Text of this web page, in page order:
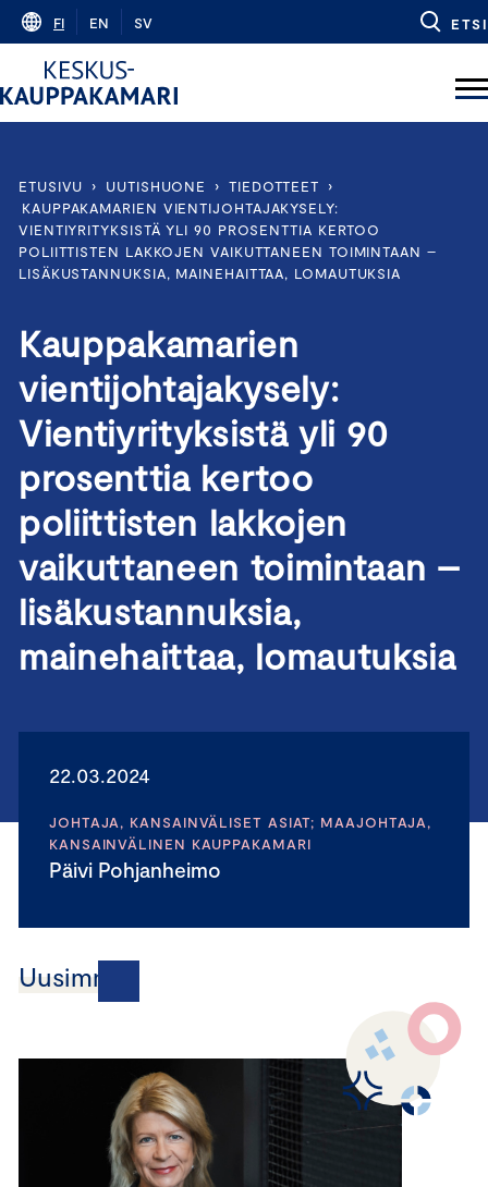
Skip
content
FI EN SV ETSI
ETUSIVU › UUTISHUONE › TIEDOTTEET
›
KAUPPAKAMARIEN VIENTIJOHTAJAKYSELY:
VIENTIYRITYKSISTÄ YLI 90 PROSENTTIA KERTOO
POLIITTISTEN LAKKOJEN VAIKUTTANEEN TOIMINTAAN –
LISÄKUSTANNUKSIA, MAINEHAITTAA, LOMAUTUKSIA
Kauppakamarien
vientijohtajakysely:
Vientiyrityksistä yli 90
prosenttia kertoo
poliittisten lakkojen
vaikuttaneen toimintaan –
lisäkustannuksia,
mainehaittaa, lomautuksia
22.03.2024
JOHTAJA, KANSAINVÄLISET ASIAT; MAAJOHTAJA,
KANSAINVÄLINEN KAUPPAKAMARI
Päivi Pohjanheimo
Uusimmat